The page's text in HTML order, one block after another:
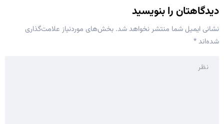
دیدگاهتان را بنویسید
نشانی ایمیل شما منتشر نخواهد شد. بخش‌های موردنیاز علامت‌گذاری
شده‌اند*